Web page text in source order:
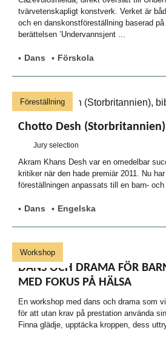
tvärvetenskapligt konstverk. Verket är
och en danskonstföreställning baserad
berättelsen ’Undervannsjent ...
Dans Förskola
Chotto Desh (Storbritannien)
Jury selection
Föreställning
Akram Khans Desh var en omedelbar
kritiker när den hade premiär 2011. Nu
föreställningen anpassats till en barn-
Dans Engelska
DANS OCH DRAMA FÖR
MED FOKUS PÅ HÄLSA
Workshop
En workshop med dans och drama som
för att utan krav på prestation använda
Finna glädje, upptäcka kroppen, dess